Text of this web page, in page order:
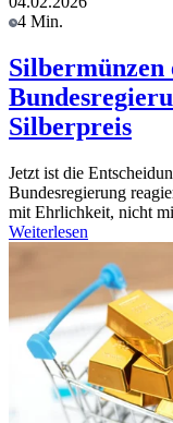
4 Min.
Silberpreis
Jetzt ist die
Bundesregierung
mit Ehrlichkeit, nicht
Weiterlesen